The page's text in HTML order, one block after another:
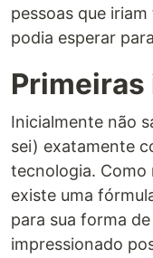
pessoas que
podia esperar
Inicialmente não
sei) exatamente
tecnologia. Como
existe uma
para sua forma
impressionado